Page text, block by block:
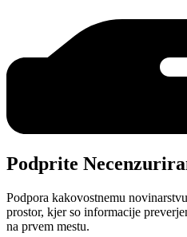
Podprite
Podpora kakovostnemu
prostor, kjer so informacije
na prvem mestu.